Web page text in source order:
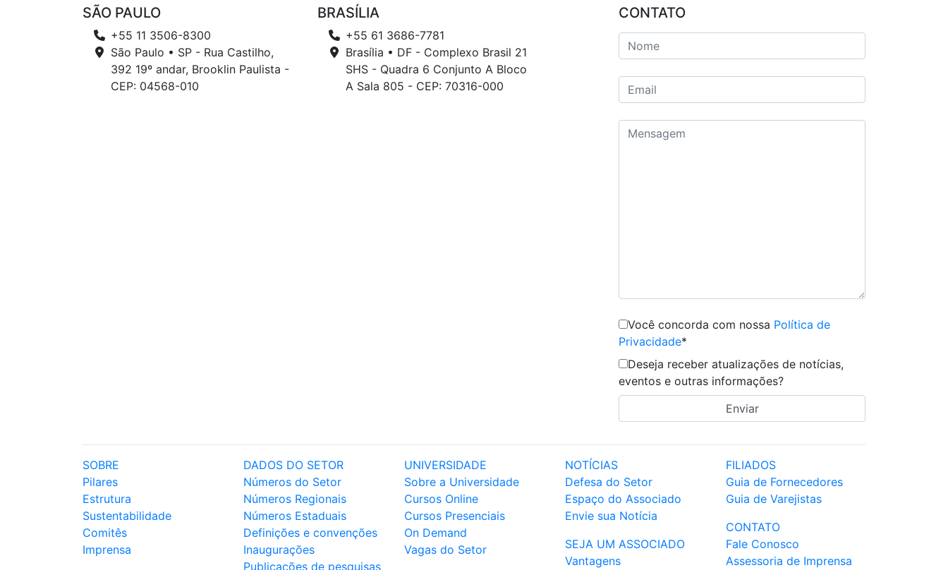
SÃO PAULO
+55 11 3506-8300
São Paulo • SP - Rua Castilho,
392 19º andar, Brooklin Paulista -
CEP: 04568-010
BRASÍLIA
+55 61 3686-7781
Brasília • DF - Complexo Brasil 21
SHS - Quadra 6 Conjunto A Bloco
A Sala 805 - CEP: 70316-000
CONTATO
Você concorda com nossa Política de
Privacidade*
Deseja receber atualizações de notícias,
eventos e outras informações?
SOBRE
Pilares
Estrutura
Sustentabilidade
Comitês
Imprensa
DADOS DO SETOR
Números do Setor
Números Regionais
Números Estaduais
Definições e convenções
Inaugurações
Publicações de pesquisas
UNIVERSIDADE
Sobre a Universidade
Cursos Online
Cursos Presenciais
On Demand
Vagas do Setor
NOTÍCIAS
Defesa do Setor
Espaço do Associado
Envie sua Notícia
SEJA UM ASSOCIADO
Vantagens
FILIADOS
Guia de Fornecedores
Guia de Varejistas
CONTATO
Fale Conosco
Assessoria de Imprensa